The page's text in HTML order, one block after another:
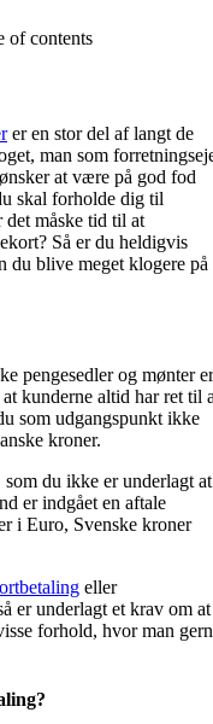
of contents
er en stor del af langt de
man som
at være på god fod
skal forholde dig til
måske tid til at
Så er du heldigvis
du blive meget klogere på
pengesedler og mønter er
kunderne altid har ret til
som udgangspunkt ikke
kroner.
du ikke er underlagt at
er indgået en aftale
i Euro, Svenske kroner
eller
er underlagt et krav om at
forhold, hvor man